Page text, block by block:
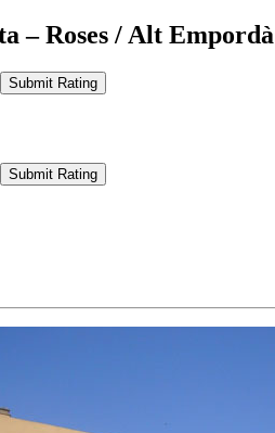
– Roses / Alt Empordà
Submit Rating
Submit Rating